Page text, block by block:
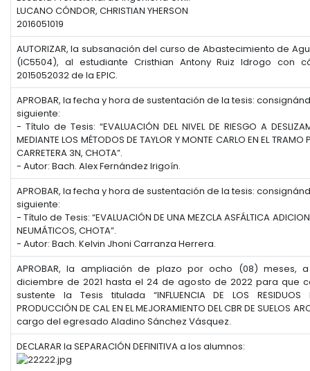
LUCANO CÓNDOR, CHRISTIAN YHERSON
2016051019
AUTORIZAR, la subsanación del curso de Abastecimiento de
(IC5504), al estudiante Cristhian Antony Ruiz Idrogo con
2015052032 de la EPIC.
APROBAR, la fecha y hora de sustentación de la tesis:
siguiente:
- Título de Tesis: “EVALUACIÓN DEL NIVEL DE RIESGO A
MEDIANTE LOS MÉTODOS DE TAYLOR Y MONTE CARLO EN EL TRAMO
CARRETERA 3N, CHOTA”.
- Autor: Bach. Alex Fernández Irigoín.
APROBAR, la fecha y hora de sustentación de la tesis:
siguiente:
- Título de Tesis: “EVALUACIÓN DE UNA MEZCLA ASFÁLTICA
NEUMÁTICOS, CHOTA”.
- Autor: Bach. Kelvin Jhoni Carranza Herrera.
APROBAR, la ampliación de plazo por ocho (08) meses,
diciembre de 2021 hasta el 24 de agosto de 2022 para que
sustente la Tesis titulada “INFLUENCIA DE LOS RESIDUOS
PRODUCCIÓN DE CAL EN EL MEJORAMIENTO DEL CBR DE SUELOS
cargo del egresado Aladino Sánchez Vásquez.
DECLARAR la SEPARACIÓN DEFINITIVA a los alumnos: